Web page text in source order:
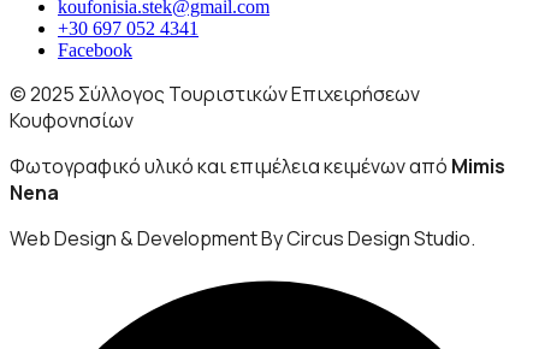
koufonisia.stek@gmail.com
+30 697 052 4341
Facebook
© 2025 Σύλλογος Τουριστικών Επιχειρήσεων
Κουφονησίων
Φωτογραφικό υλικό και επιμέλεια κειμένων από Mimis
Nena
Web Design & Development By Circus Design Studio.